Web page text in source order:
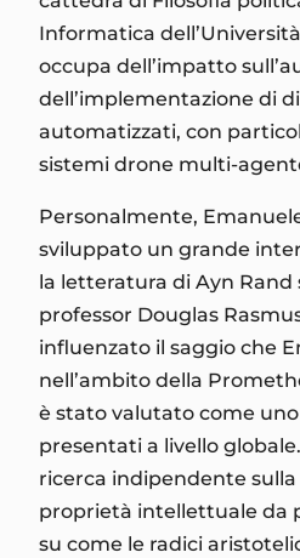
Informatica
occupa dell’impatto
dell’implementazione di
automatizzati, con
sistemi drone multi-
Personalmente,
sviluppato un grande
la letteratura di Ayn Rand
professor Douglas
influenzato il saggio che
nell’ambito della
è stato valutato come
presentati a livello
ricerca indipendente
proprietà intellettuale da
su come le radici